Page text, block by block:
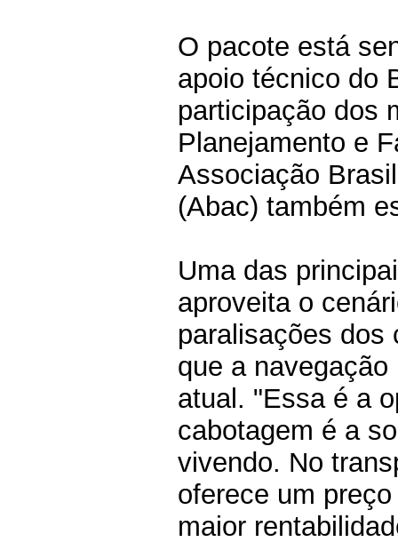
O pacote está
apoio técnico do
participação dos
Planejamento e
Associação
(Abac) também
Uma das
aproveita o
paralisações dos
que a
atual. "Essa é a
cabotagem é a
vivendo. No
oferece um
maior